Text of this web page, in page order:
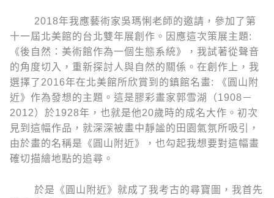
2018年我應藝術家吳瑪悧老師的邀請，參加了第
十一屆北美館的台北雙年展創作。因應這次策展主題:
《後自然：美術館作為一個生態系統》，我試著從聲音
的角度切入，重新探討人與自然的關係。在創作上，我
選擇了2016年在北美館所欣賞到的鎮館名畫: 《圓山附
近》作為發想的主題。這是膠彩畫家郭雪湖（1908－
2012）於1928年，也就是他20歲時的成名大作。初次
見到這幅作品，就深深被畫中靜謐的田園氣氛所吸引，
由於畫的名稱是《圓山附近》，也勾起我想要對這幅畫
確切描繪地點的追尋。
於是《圓山附近》就成了我考古的尋寶圖，我首先